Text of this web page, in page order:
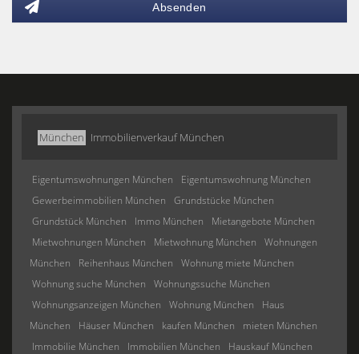
Absenden
München Immobilienverkauf München
Eigentumswohnungen München
Eigentumswohnung München
Gewerbeimmobilien München
Grundstücke München
Grundstück München
Immo München
Mietangebote München
Mietwohnungen München
Mietwohnung München
Wohnungen
München
Reihenhaus München
Wohnung miete München
Wohnung suche München
Wohnungssuche München
Wohnungsanzeigen München
Wohnung München
Haus
München
Häuser München kaufen München
mieten München
Immobilie München
Immobilien München
Hauskauf München